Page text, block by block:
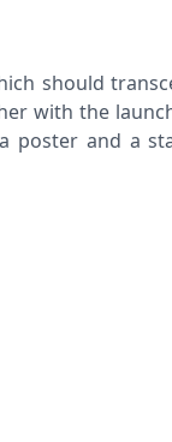
should
with the
poster and a